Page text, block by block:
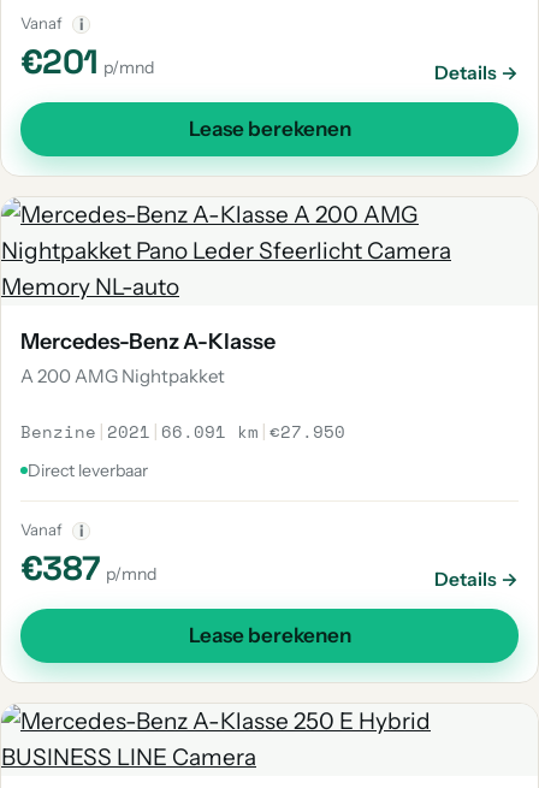
Vanaf i
€201 p/mnd Details →
Lease berekenen
Mercedes-Benz A-Klasse
A 200 AMG Nightpakket
Benzine | 2021 | 66.091 km |€27.950
Direct leverbaar
Vanaf i
€387 p/mnd Details →
Lease berekenen